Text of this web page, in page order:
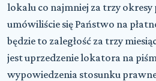
lokalu co najmniej za trzy okresy
umówiliście się Państwo na
będzie to zaległość za trzy
jest uprzedzenie lokatora na
wypowiedzenia stosunku